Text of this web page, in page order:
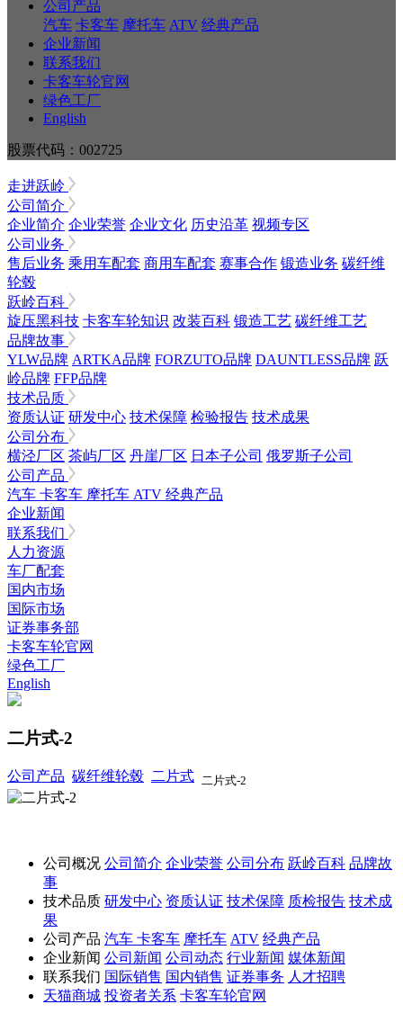
公司产品
汽车 卡客车 摩托车 ATV 经典产品
企业新闻
联系我们
卡客车轮官网
绿色工厂
English
股票代码：002725
走进跃岭
公司简介
企业简介 企业荣誉 企业文化 历史沿革 视频专区
公司业务
售后业务 乘用车配套 商用车配套 赛事合作 锻造业务 碳纤维
轮毂
跃岭百科
旋压黑科技 卡客车轮知识 改装百科 锻造工艺 碳纤维工艺
品牌故事
YLW品牌 ARTKA品牌 FORZUTO品牌 DAUNTLESS品牌 跃
岭品牌 FFP品牌
技术品质
资质认证 研发中心 技术保障 检验报告 技术成果
公司分布
横泾厂区 茶屿厂区 丹崖厂区 日本子公司 俄罗斯子公司
公司产品
汽车 卡客车 摩托车 ATV 经典产品
企业新闻
联系我们
人力资源
车厂配套
国内市场
国际市场
证券事务部
卡客车轮官网
绿色工厂
English
二片式-2
公司产品 碳纤维轮毂 二片式 二片式-2
公司概况 公司简介 企业荣誉 公司分布 跃岭百科 品牌故
事
技术品质 研发中心 资质认证 技术保障 质检报告 技术成
果
公司产品 汽车 卡客车 摩托车 ATV 经典产品
企业新闻 公司新闻 公司动态 行业新闻 媒体新闻
联系我们 国际销售 国内销售 证券事务 人才招聘
天猫商城 投资者关系 卡客车轮官网